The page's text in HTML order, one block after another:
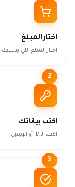
اختار المبلغ
اختار المبلغ اللي يناسبك
2
اكتب بياناتك
اكتب الـ ID أو الإيميل
3